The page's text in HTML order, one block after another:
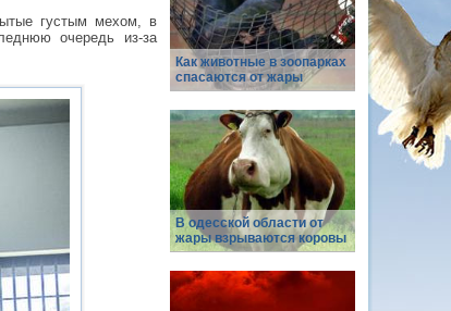
густым мехом, в
очередь из-за
Как животные в зоопарках
спасаются от жары
В одесской области от
жары взрываются коровы